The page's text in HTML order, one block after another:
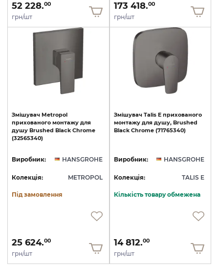
52 228.00
грн/шт
173 418.00
грн/шт
Змішувач Metropol
прихованого монтажу для
душу Brushed Black Chrome
(32565340)
Виробник: HANSGROHE
Колекція: METROPOL
Під замовлення
25 624.00
грн/шт
Змішувач Talis E прихованого
монтажу для душу, Brushed
Black Chrome (71765340)
Виробник: HANSGROHE
Колекція: TALIS E
Кількість товару обмежена
14 812.00
грн/шт